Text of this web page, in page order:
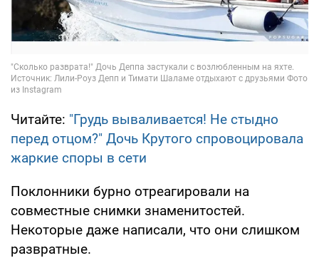
Читайте: "Грудь вываливается! Не стыдно
перед отцом?" Дочь Крутого спровоцировала
жаркие споры в сети
Поклонники бурно отреагировали на
совместные снимки знаменитостей.
Некоторые даже написали, что они слишком
развратные.